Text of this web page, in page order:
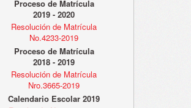
Proceso de Matrícula
2019 - 2020
Resolución de Matrícula
No.4233-2019
Proceso de Matrícula
2018 - 2019
Resolución de Matrícula
Nro.3665-2019
Calendario Escolar 2019